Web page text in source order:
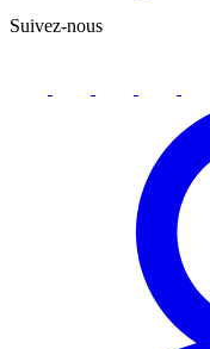
Suivez-nous